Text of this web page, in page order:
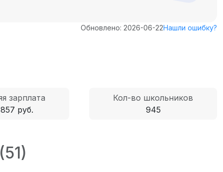
Обновлено: 2026-06-22Нашли ошибку?
зарплата
руб.
Кол-во школьников
945